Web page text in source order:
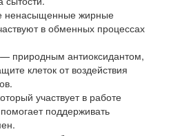
ненасыщенные жирные
в обменных процессах
природным антиоксидантом,
клеток от воздействия
участвует в работе
поддерживать